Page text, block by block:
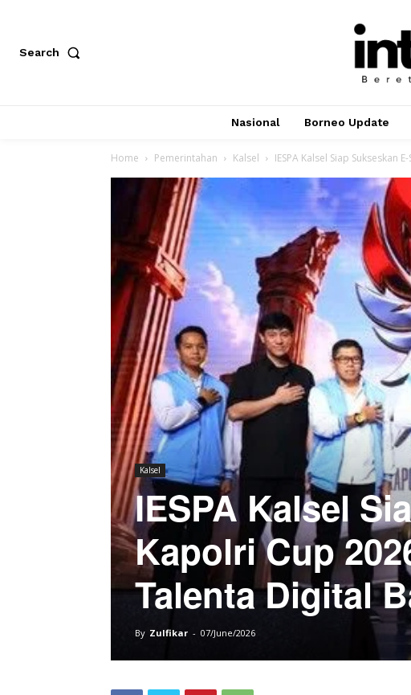
Search
Nasional Borneo Update
Home Pemerintahan Kalsel IESPA Kalsel Siap Sukseskan
Kalsel
IESPA Kalsel
Kapolri Cup
Talenta Digital
By Zulfikar - 07/June/2026